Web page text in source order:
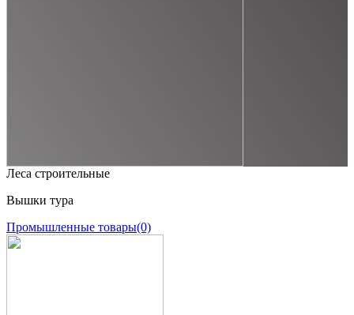
Леса строительные
Вышки тура
Промышленные товары(0)